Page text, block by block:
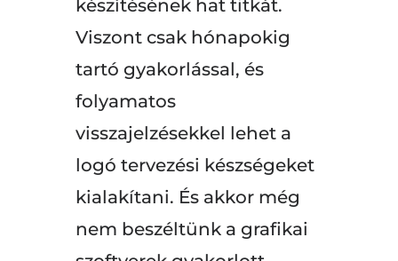
készítésének hat titkát.
Viszont csak hónapokig
tartó gyakorlással, és
folyamatos
visszajelzésekkel lehet a
logó tervezési készségeket
kialakítani. És akkor még
nem beszéltünk a grafikai